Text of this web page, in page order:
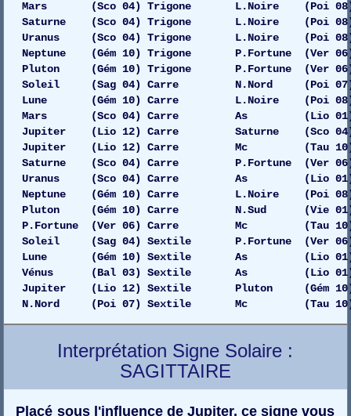
Mars (Sco 04) Trigone L.Noire (Poi 08)
Saturne (Sco 04) Trigone L.Noire (Poi 08)
Uranus (Sco 04) Trigone L.Noire (Poi 08)
Neptune (Gém 10) Trigone P.Fortune (Ver
Pluton (Gém 10) Trigone P.Fortune (Ver
Soleil (Sag 04) Carre N.Nord (Poi 07)
Lune (Gém 10) Carre L.Noire (Poi
Mars (Sco 04) Carre As (Lio 01)
Jupiter (Lio 12) Carre Saturne (Sco 04)
Jupiter (Lio 12) Carre Mc (Tau 10)
Saturne (Sco 04) Carre P.Fortune (Ver 06)
Uranus (Sco 04) Carre As (Lio 01)
Neptune (Gém 10) Carre L.Noire (Poi
Pluton (Gém 10) Carre N.Sud (Vie 01)
P.Fortune (Ver 06) Carre Mc (Tau 10)
Soleil (Sag 04) Sextile P.Fortune (Ver 06)
Lune (Gém 10) Sextile As (Lio 01)
Vénus (Bal 03) Sextile As (Lio 01)
Jupiter (Lio 12) Sextile Pluton (Gém
N.Nord (Poi 07) Sextile Mc (Tau 10)
Interprétation Signe Solaire :
SAGITTAIRE
Placé sous l'influence de Jupiter, ce signe vous